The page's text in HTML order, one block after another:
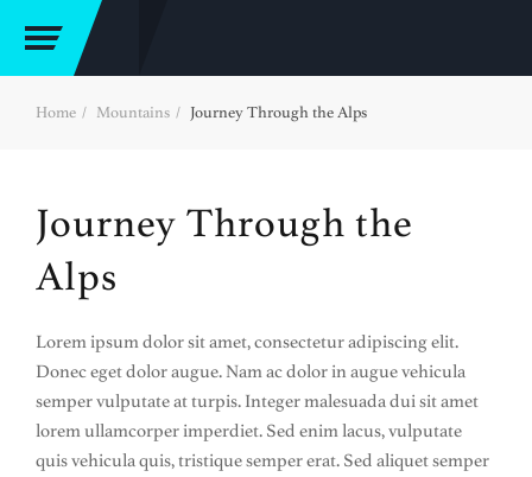
Home Mountains Journey Through the Alps
Journey Through the
Alps
Lorem ipsum dolor sit amet, consectetur adipiscing elit.
Donec eget dolor augue. Nam ac dolor in augue vehicula
semper vulputate at turpis. Integer malesuada dui sit amet
lorem ullamcorper imperdiet. Sed enim lacus, vulputate
quis vehicula quis, tristique semper erat. Sed aliquet semper